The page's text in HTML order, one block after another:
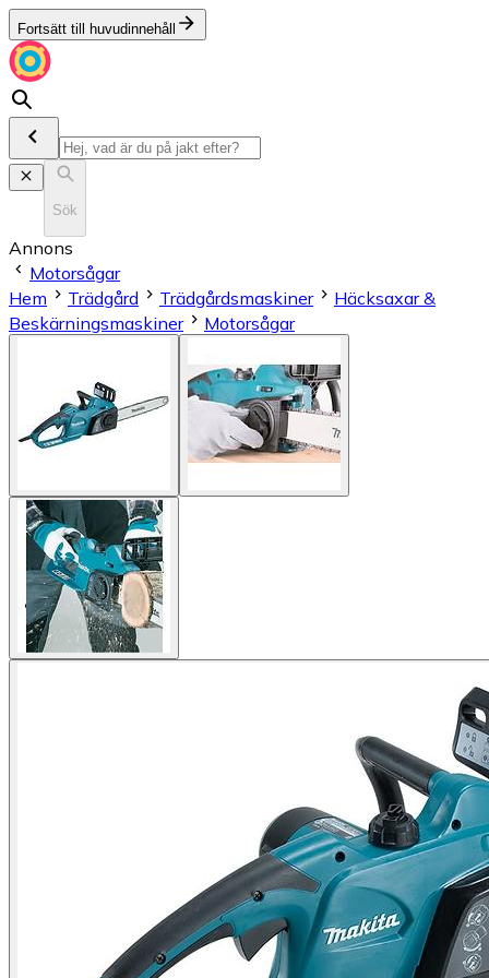
Fortsätt till huvudinnehåll
Sök
Annons
Motorsågar
Hem
Trädgård Trädgårdsmaskiner
Häcksaxar &
Beskärningsmaskiner
Motorsågar